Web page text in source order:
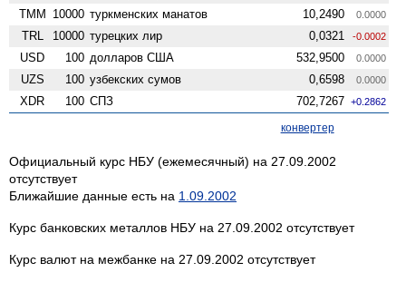
TMM 10000 туркменских манатов 10,2490 0.0000
TRL 10000 турецких лир 0,0321 -0.0002
USD 100 долларов США 532,9500 0.0000
UZS 100 узбекских сумов 0,6598 0.0000
XDR 100 СПЗ 702,7267 +0.2862
конвертер
Официальный курс НБУ (ежемесячный) на 27.09.2002
отсутствует
Ближайшие данные есть на 1.09.2002
Курс банковских металлов НБУ на 27.09.2002 отсутствует
Курс валют на межбанке на 27.09.2002 отсутствует